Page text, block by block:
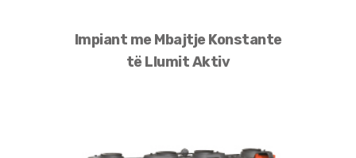
Impiant me Mbajtje Konstante
të Llumit Aktiv